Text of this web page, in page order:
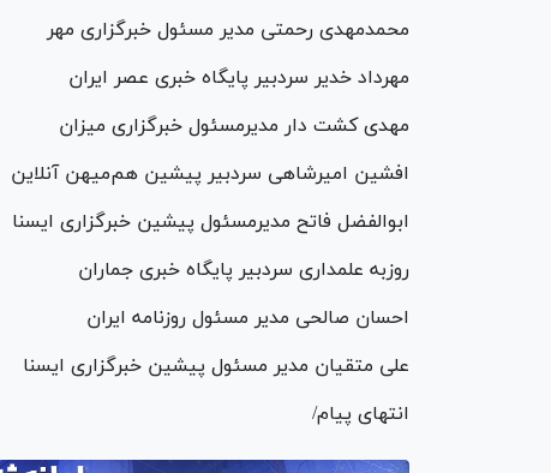
محمدمهدی رحمتی مدیر مسئول خبرگزاری مهر
مهرداد خدیر سردبیر پایگاه خبری عصر ایران
مهدی کشت دار مدیرمسئول خبرگزاری میزان
افشین امیرشاهی سردبیر پیشین هم‌میهن آنلاین
ابوالفضل فاتح مدیرمسئول پیشین خبرگزاری ایسنا
روزبه علمداری سردبیر پایگاه خبری جماران
احسان صالحی مدیر مسئول روزنامه ایران
علی متقیان مدیر مسئول پیشین خبرگزاری ایسنا
انتهای پیام/